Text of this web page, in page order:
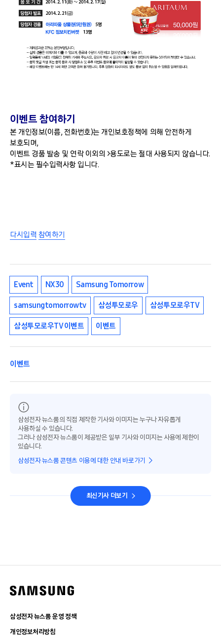
이벤트 참여하기
본 개인정보(이름, 전화번호)는 개인보호정책에 의해 안전하게
보호되며,
이벤트 경품 발송 및 연락 이외의 >용도로는 절대 사용되지 않습니다.
*표시는 필수입력사항 입니다.
다시입력 참여하기
Event NX30 Samsung Tomorrow
samsungtomorrowtv 삼성투모로우 삼성투모로우TV
삼성투모로우TV 이벤트 이벤트
이벤트
삼성전자 뉴스룸의 직접 제작한 기사와 이미지는 누구나 자유롭게
사용하실 수 있습니다.
그러나 삼성전자 뉴스룸이 제공받은 일부 기사와 이미지는 사용에 제한이
있습니다.
삼성전자 뉴스룸 콘텐츠 이용에 대한 안내 바로가기
최신기사 더보기
삼성전자 뉴스룸 운영 정책
개인정보처리방침